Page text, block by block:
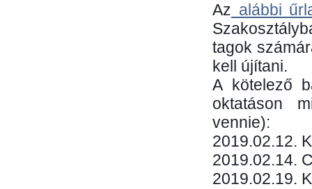
Az alábbi
tagok
kell újítani.
​A kötelező
oktatáson
vennie):
​2019.02.12.
2019.02.14.
2019.02.19.